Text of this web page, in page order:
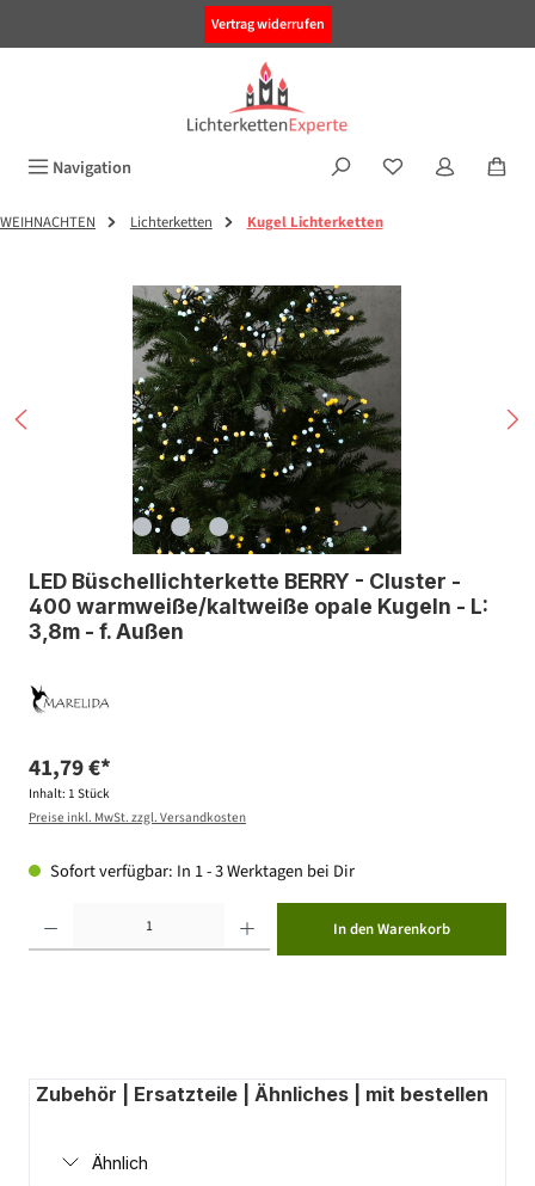
Vertrag widerrufen
Navigation
WEIHNACHTEN Lichterketten Kugel Lichterketten
Bildergalerie überspringen
LED Büschellichterkette BERRY - Cluster -
400 warmweiße/kaltweiße opale Kugeln - L:
3,8m - f. Außen
41,79 €*
Inhalt: 1 Stück
Preise inkl. MwSt. zzgl. Versandkosten
Sofort verfügbar: In 1 - 3 Werktagen bei Dir
In den Warenkorb
Zubehör | Ersatzteile | Ähnliches | mit bestellen
Ähnlich